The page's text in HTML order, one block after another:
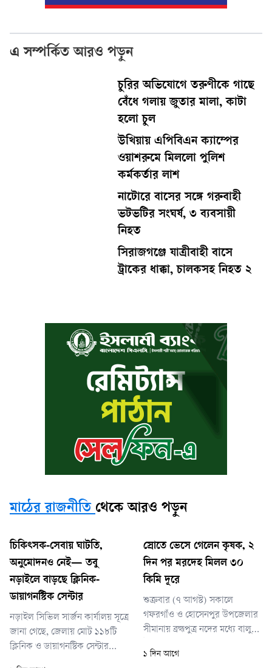
এ সম্পর্কিত আরও পড়ুন
চুরির অভিযোগে তরুণীকে গাছে
বেঁধে গলায় জুতার মালা, কাটা
হলো চুল
উখিয়ায় এপিবিএন ক্যাম্পের
ওয়াশরুমে মিললো পুলিশ
কর্মকর্তার লাশ
নাটোরে বাসের সঙ্গে গরুবাহী
ভটভটির সংঘর্ষ, ৩ ব্যবসায়ী
নিহত
সিরাজগঞ্জে যাত্রীবাহী বাসে
ট্রাকের ধাক্কা, চালকসহ নিহত ২
মাঠের রাজনীতি থেকে আরও পড়ুন
চিকিৎসক-সেবায় ঘাটতি,
অনুমোদনও নেই— তবু
নড়াইলে বাড়ছে ক্লিনিক-
ডায়াগনস্টিক সেন্টার
নড়াইল সিভিল সার্জন কার্যালয় সূত্রে
জানা গেছে, জেলায় মোট ১১৮টি
ক্লিনিক ও ডায়াগনস্টিক সেন্টার
স্রোতে ভেসে গেলেন কৃষক, ২
দিন পর মরদেহ মিলল ৩০
কিমি দূরে
শুক্রবার (৭ আগস্ট) সকালে
গফরগাঁও ও হোসেনপুর উপজেলার
সীমানায় ব্রহ্মপুত্র নদের মধ্যে বালু
পাইপে আটকে থাকা অবস্থায়
১ দিন আগে